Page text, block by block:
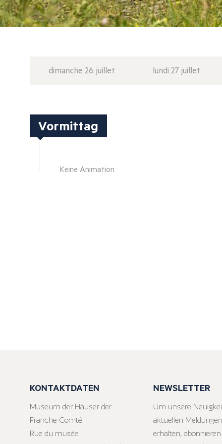
dimanche 26 juillet lundi 27 juillet
Vormittag
Keine Animation
KONTAKTDATEN
Museum der Häuser der
Franche-Comté
Rue du musée
NEWSLETTER
Um unsere
aktuellen
erhalten, abonnieren